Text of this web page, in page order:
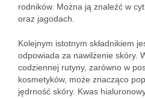
rodników. Można ją znaleźć w
oraz jagodach.
Kolejnym istotnym składnikiem
odpowiada za nawilżenie skóry.
codziennej rutyny, zarówno w
kosmetyków, może znacząco
jędrność skóry. Kwas